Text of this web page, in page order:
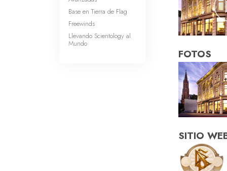
FOTOS
SITIO
Base en Tierra de Flag
Freewinds
Llevando Scientology al
Mundo